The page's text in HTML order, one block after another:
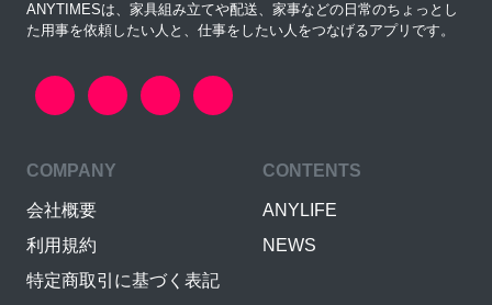
ANYTIMESは、家具組み立てや配送、家事などの日常のちょっとし
た用事を依頼したい人と、仕事をしたい人をつなげるアプリです。
COMPANY
会社概要
利用規約
特定商取引に基づく表記
CONTENTS
ANYLIFE
NEWS